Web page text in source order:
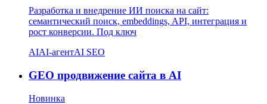
Разработка и внедрение ИИ поиска на сайт:
семантический поиск, embeddings, API, интеграция и
рост конверсии. Под ключ
AIAI-агентAI SEO
GEO продвижение сайта в AI
Новинка